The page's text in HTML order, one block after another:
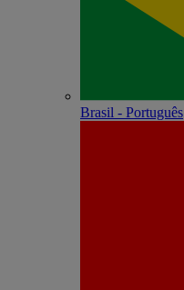
Brasil - Português